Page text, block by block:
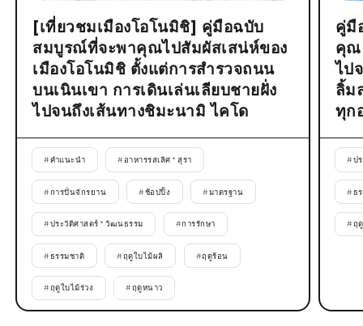
[เที่ยวชมเมืองโอโนมิชิ] คู่มือฉบับ
สมบูรณ์ที่จะพาคุณไปสัมผัสเสน่ห์ของ
เมืองโอโนมิชิ ตั้งแต่การสำรวจถนน
บนเนินเขา การเดินเล่นเลียบชายฝั่ง
ไปจนถึงเส้นทางชิมะนามิ ไคโด
#คำแนะนำ # อาหารรสเลิศ * สุรา
#การปั่นจักรยาน #ช้อปปิ้ง #มาตรฐาน
#ประวัติศาสตร์ * วัฒนธรรม #การรักษา
#ธรรมชาติ #ฤดูใบไม้ผลิ #ฤดูร้อน
#ฤดูใบไม้ร่วง #ฤดูหนาว
คู่มื
คุณ
ไป
ลิ้ม
ทุก
#ป
#ธ
#ฤ